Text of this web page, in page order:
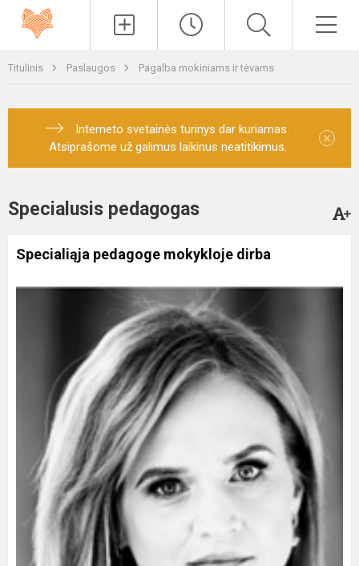
Titulinis Paslaugos Pagalba mokiniams ir tėvams
Interneto svetainės turinys dar kuriamas.
Atsiprašome už galimus laikinus neatitikimus.
×
Specialusis pedagogas
Specialiąja pedagoge mokykloje dirba